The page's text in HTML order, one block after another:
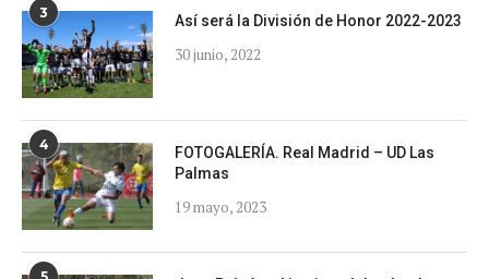
3 Así será la División de Honor 2022-2023
30 junio, 2022
4
FOTOGALERÍA. Real Madrid – UD Las
Palmas
19 mayo, 2023